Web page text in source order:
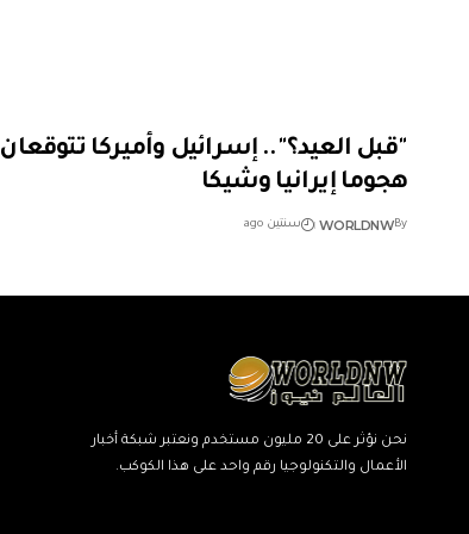
"قبل العيد؟".. إسرائيل وأميركا تتوقعان
هجوما إيرانيا وشيكا
By
WORLDNW سنتين ago
نحن نؤثر على 20 مليون مستخدم ونعتبر شبكة أخبار
الأعمال والتكنولوجيا رقم واحد على هذا الكوكب.